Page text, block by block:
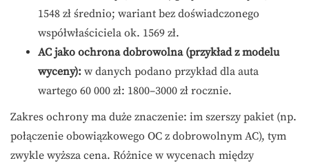
1548 zł średnio; wariant bez doświadczonego
współwłaściciela ok. 1569 zł.
AC jako ochrona dobrowolna (przykład z modelu
wyceny): w danych podano przykład dla auta
wartego 60 000 zł: 1800–3000 zł rocznie.
Zakres ochrony ma duże znaczenie: im szerszy pakiet (np.
połączenie obowiązkowego OC z dobrowolnym AC), tym
zwykle wyższa cena. Różnice w wycenach między